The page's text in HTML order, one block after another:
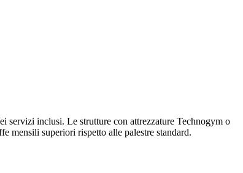
servizi inclusi. Le strutture con attrezzature Technogym o
mensili superiori rispetto alle palestre standard.